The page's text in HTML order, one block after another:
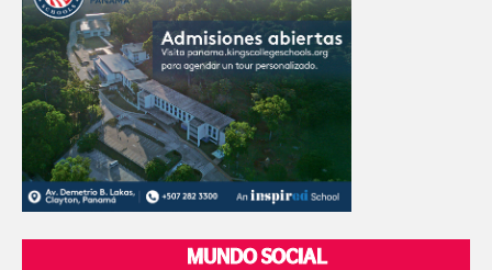
MUNDO SOCIAL